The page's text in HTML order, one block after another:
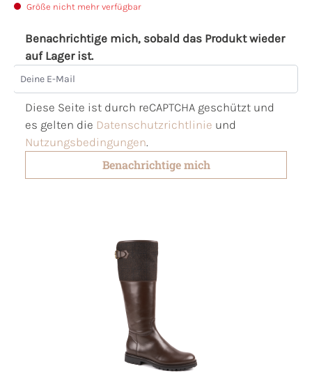
Größe nicht mehr verfügbar
Benachrichtige mich, sobald das Produkt wieder
auf Lager ist.
Deine E-Mail
Diese Seite ist durch reCAPTCHA geschützt und
es gelten die Datenschutzrichtlinie und
Nutzungsbedingungen.
Benachrichtige mich